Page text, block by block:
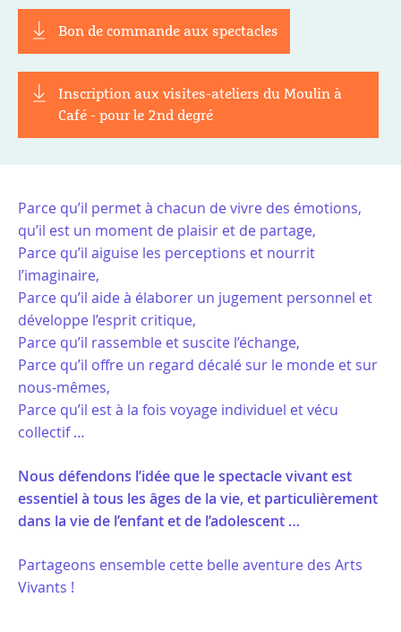
Parce qu’il permet à chacun de vivre des émotions,
qu’il est un moment de plaisir et de partage,
Parce qu’il aiguise les perceptions et nourrit
l’imaginaire,
Parce qu’il aide à élaborer un jugement personnel et
développe l’esprit critique,
Parce qu’il rassemble et suscite l’échange,
Parce qu’il offre un regard décalé sur le monde et sur
nous-mêmes,
Parce qu’il est à la fois voyage individuel et vécu
collectif …
Nous défendons l’idée que le spectacle vivant est
essentiel à tous les âges de la vie, et particulièrement
dans la vie de l’enfant et de l’adolescent …
Partageons ensemble cette belle aventure des Arts
Vivants !
Bon de commande aux spectacles
Inscription aux visites-ateliers du Moulin à
Café - pour le 2nd degré